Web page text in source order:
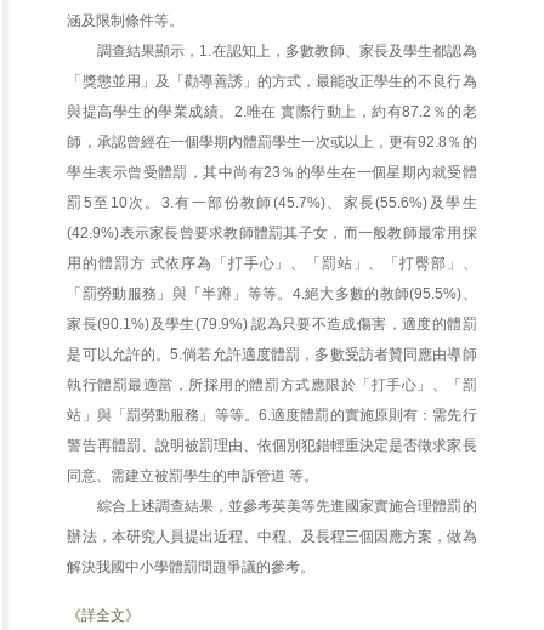
涵及限制條件等。
調查結果顯示，1.在認知上，多數教師、家長及學生都認為
「獎懲並用」及「勸導善誘」的方式，最能改正學生的不良行為
與提高學生的學業成績。2.唯在 實際行動上，約有87.2％的老
師，承認曾經在一個學期內體罰學生一次或以上，更有92.8％的
學生表示曾受體罰，其中尚有23％的學生在一個星期內就受體
罰5至10次。3.有一部份教師(45.7%)、家長(55.6%)及學生
(42.9%)表示家長曾要求教師體罰其子女，而一般教師最常用採
用的體罰方 式依序為「打手心」、「罰站」、「打臀部」、
「罰勞動服務」與「半蹲」等等。4.絕大多數的教師(95.5%)、
家長(90.1%)及學生(79.9%) 認為只要不造成傷害，適度的體罰
是可以允許的。5.倘若允許適度體罰，多數受訪者贊同應由導師
執行體罰最適當，所採用的體罰方式應限於「打手心」、「罰
站」與「罰勞動服務」等等。6.適度體罰的實施原則有：需先行
警告再體罰、說明被罰理由、依個別犯錯輕重決定是否徵求家長
同意、需建立被罰學生的申訴管道 等。
綜合上述調查結果，並參考英美等先進國家實施合理體罰的
辦法，本研究人員提出近程、中程、及長程三個因應方案，做為
解決我國中小學體罰問題爭議的參考。
《詳全文》